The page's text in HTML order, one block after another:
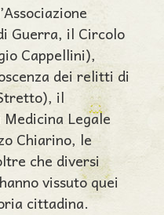
Guerra, il Circolo
Cappellini),
dei relitti di
il
Legale
Chiarino, le
che diversi
vissuto quei
cittadina.